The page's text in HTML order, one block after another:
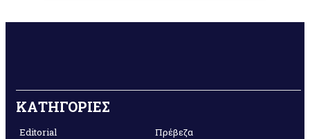
ΚΑΤΗΓΟΡΙΕΣ
Editorial
Πρέβεζα